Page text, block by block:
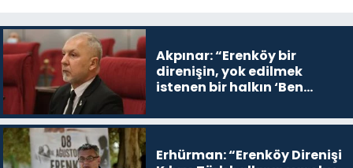
Akpınar: “Erenköy bir
direnişin, yok edilmek
istenen bir halkın ‘Ben
devam edeceğim’ dediği
Erhürman: “Erenköy Direnişi